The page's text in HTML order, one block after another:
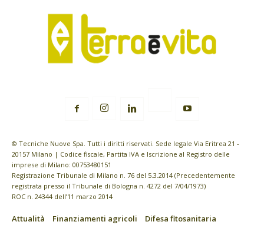
© Tecniche Nuove Spa. Tutti i diritti riservati. Sede legale Via Eritrea 21 -
20157 Milano | Codice fiscale, Partita IVA e Iscrizione al Registro delle
imprese di Milano: 00753480151
Registrazione Tribunale di Milano n. 76 del 5.3.2014 (Precedentemente
registrata presso il Tribunale di Bologna n. 4272 del 7/04/1973)
ROC n. 24344 dell’11 marzo 2014
Attualità Finanziamenti agricoli
Difesa fitosanitaria